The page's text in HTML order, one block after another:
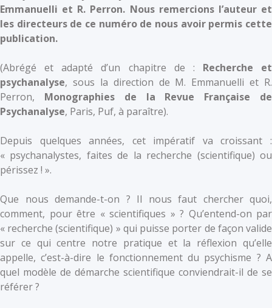
Emmanuelli et R. Perron. Nous remercions l’auteur et
les directeurs de ce numéro de nous avoir permis cette
publication.
(Abrégé et adapté d’un chapitre de : Recherche et
psychanalyse, sous la direction de M. Emmanuelli et R.
Perron, Monographies de la Revue Française de
Psychanalyse, Paris, Puf, à paraître).
Depuis quelques années, cet impératif va croissant :
« psychanalystes, faites de la recherche (scientifique) ou
périssez ! ».
Que nous demande-t-on ? Il nous faut chercher quoi,
comment, pour être « scientifiques » ? Qu’entend-on par
« recherche (scientifique) » qui puisse porter de façon valide
sur ce qui centre notre pratique et la réflexion qu’elle
appelle, c’est-à-dire le fonctionnement du psychisme ? A
quel modèle de démarche scientifique conviendrait-il de se
référer ?